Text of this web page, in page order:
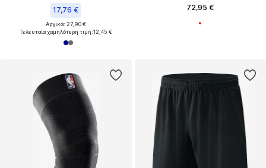
17,76 €
Αρχικά: 27,90 €
Τελευταία χαμηλότερη τιμή:12,45 €
72,95 €